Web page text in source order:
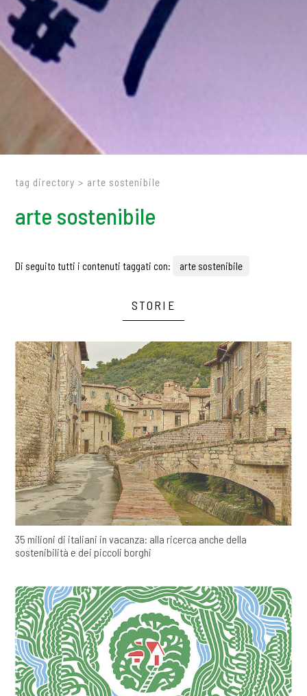
tag directory > arte sostenibile
arte sostenibile
Di seguito tutti i contenuti taggati con: arte sostenibile
STORIE
35 milioni di italiani in vacanza: alla ricerca anche della
sostenibilità e dei piccoli borghi